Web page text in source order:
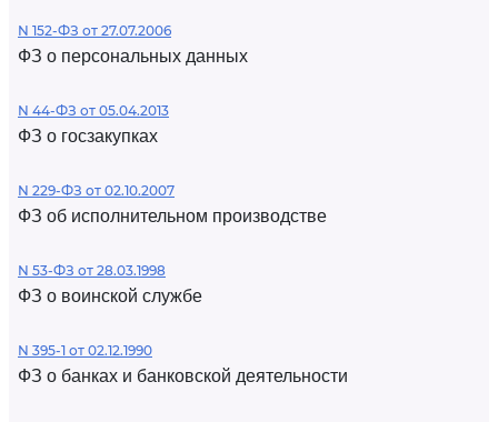
N 152-ФЗ от 27.07.2006
ФЗ о персональных данных
N 44-ФЗ от 05.04.2013
ФЗ о госзакупках
N 229-ФЗ от 02.10.2007
ФЗ об исполнительном производстве
N 53-ФЗ от 28.03.1998
ФЗ о воинской службе
N 395-1 от 02.12.1990
ФЗ о банках и банковской деятельности